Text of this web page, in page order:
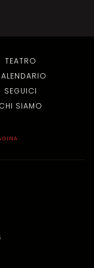
TEATRO
SEGUICI
CHI SIAMO